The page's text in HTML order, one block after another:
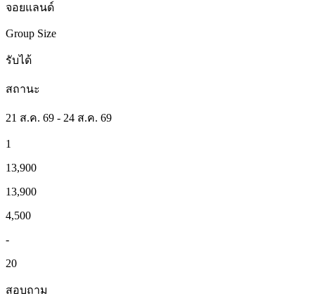
จอยแลนด์
Group Size
รับได้
สถานะ
21 ส.ค. 69 - 24 ส.ค. 69
1
13,900
13,900
4,500
-
20
สอบถาม